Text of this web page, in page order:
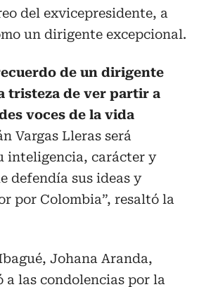
del exvicepresidente, a
un dirigente excepcional.
de un dirigente
tristeza de ver partir a
voces de la vida
Vargas Lleras será
inteligencia, carácter y
defendía sus ideas y
por Colombia”, resaltó la
Johana Aranda,
a las condolencias por la